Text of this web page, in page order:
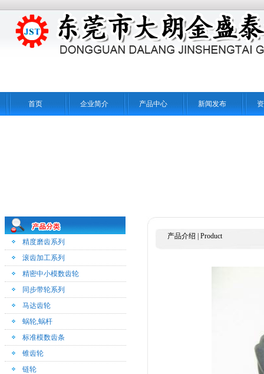
首页 企业简介 产品中心 新闻发布
精度磨齿系列
滚齿加工系列
精密中小模数齿轮
同步带轮系列
马达齿轮
蜗轮,蜗杆
标准模数齿条
锥齿轮
链轮
产品介绍 Product